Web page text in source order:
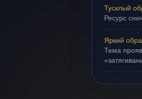
Тусклый
Ресурс
Яркий
Тема